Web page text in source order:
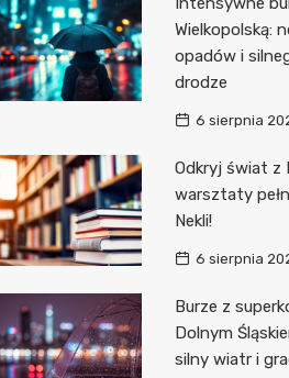
Dzieci Wrzesińskich
Park Miejski im. Dzieci
Wrzesińskich
Jump World Września
Wrzesińska Strefa
Aktywności
Pałac w Miłosławiu
Izba Pamięci Reymonta
Rezerwat Czeszewski
Wielkopolską:
opadów i
drodze
6 sierpnia
Odkryj świat z
warsztaty
Nekli!
6 sierpnia
Burze z
Dolnym
silny wiatr i